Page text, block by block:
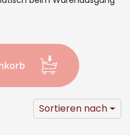
Sortieren nach